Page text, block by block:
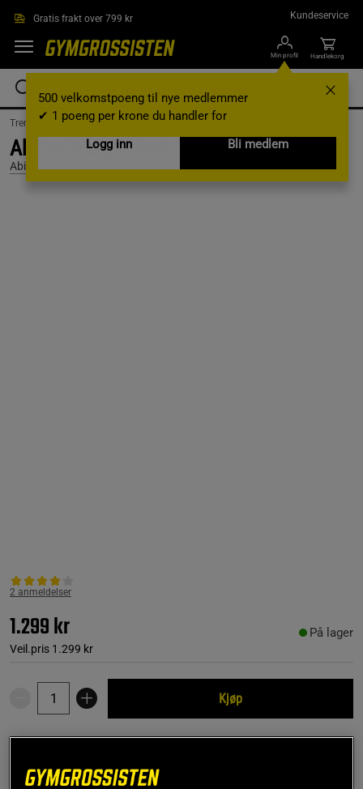
Gratis frakt over 799 kr Kundeservice
Min profil
500 velkomstpoeng til nye medlemmer
✔ 1 poeng per krone du handler for
Logg inn
Bli medlem
Handlekorg
Treningsutstyr & tilbehør /Vektvest
Abilica Weight Vest Flexi
Abilica
2 anmeldelser
1.299 kr
Veil.pris 1.299 kr
På lager
Kjøp